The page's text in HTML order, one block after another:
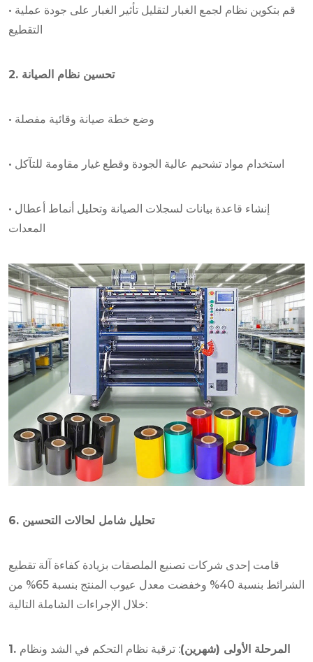
• قم بتكوين نظام لجمع الغبار لتقليل تأثير الغبار على جودة عملية
التقطيع
2. تحسين نظام الصيانة
• وضع خطة صيانة وقائية مفصلة
• استخدام مواد تشحيم عالية الجودة وقطع غيار مقاومة للتآكل
• إنشاء قاعدة بيانات لسجلات الصيانة وتحليل أنماط أعطال
المعدات
6. تحليل شامل لحالات التحسين
قامت إحدى شركات تصنيع الملصقات بزيادة كفاءة آلة تقطيع
الشرائط بنسبة 40% وخفضت معدل عيوب المنتج بنسبة 65% من
خلال الإجراءات الشاملة التالية:
1. المرحلة الأولى (شهرين): ترقية نظام التحكم في الشد ونظام